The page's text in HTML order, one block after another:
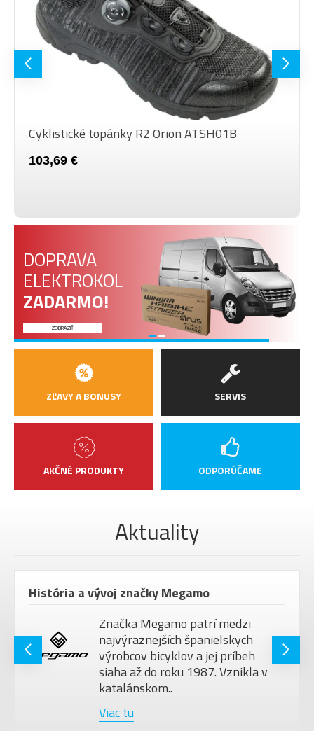
QUICK DRY
Funkčný materiál veľmi rýchlo
schne aj pri intenzívnom
tréningu.
LIGHT
Extra ľahký a zároveň priedušný
materiál skvele priľne k nohe.
Cyklistické topánky R2 Orion ATSH01B
103,69 €
DOPRAVA
ELEKTROKOL
ZADARMO!
ZOBRAZIŤ
ZĽAVY A BONUSY
AKČNÉ PRODUKTY
SERVIS
ODPORÚČAME
Aktuality
História a vývoj značky Megamo
Značka Megamo patrí medzi
najvýraznejších španielskych
výrobcov bicyklov a jej príbeh
siaha až do roku 1987. Vznikla v
katalánskom..
Viac tu